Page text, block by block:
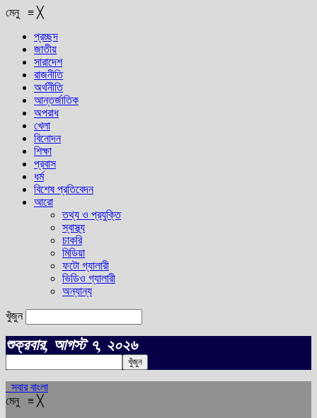
মেনু ≡ ╳
প্রচ্ছদ
জাতীয়
সারাদেশ
রাজনীতি
অর্থনীতি
আন্তর্জাতিক
অপরাধ
খেলা
বিনোদন
শিক্ষা
প্রবাস
ধর্ম
বিশেষ প্রতিবেদন
আরো
তথ্য ও প্রযুক্তি
স্বাস্থ্য
চাকরি
মিডিয়া
ফটো গ্যালারী
ভিডিও গ্যালারী
অন্যান্য
খুঁজুন
শুক্রবার, আগস্ট ৭, ২০২৬
সবার বাংলা
মেনু ≡ ╳